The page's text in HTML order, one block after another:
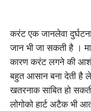
करंट एक जानलेवा
जान भी जा सकती है ।
कारण करंट लगने की
बहुत आसान बना देती है
खतरनाक साबित हो
लोगोको हार्ट अटैक भी